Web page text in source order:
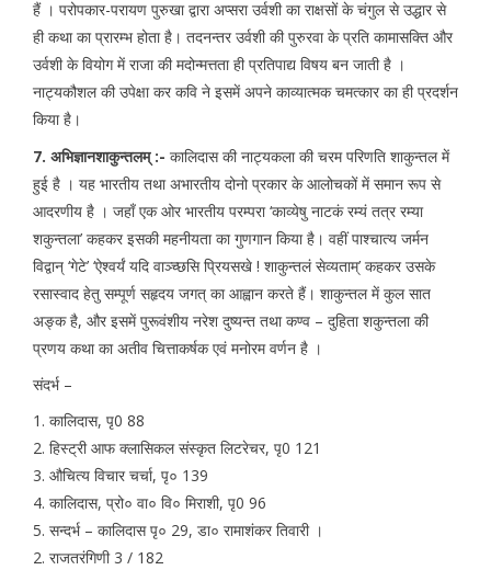
हैं । परोपकार-परायण पुरुखा द्वारा अप्सरा उर्वशी का राक्षसों के चंगुल से उद्धार से
ही कथा का प्रारम्भ होता है। तदनन्तर उर्वशी की पुरुरवा के प्रति कामासक्ति और
उर्वशी के वियोग में राजा की मदोन्मत्तता ही प्रतिपाद्य विषय बन जाती है ।
नाट्यकौशल की उपेक्षा कर कवि ने इसमें अपने काव्यात्मक चमत्कार का ही प्रदर्शन
किया है।
7. अभिज्ञानशाकुन्तलम् :- कालिदास की नाट्यकला की चरम परिणति शाकुन्तल में
हुई है । यह भारतीय तथा अभारतीय दोनो प्रकार के आलोचकों में समान रूप से
आदरणीय है । जहाँ एक ओर भारतीय परम्परा ‘काव्येषु नाटकं रम्यं तत्र रम्या
शकुन्तला’ कहकर इसकी महनीयता का गुणगान किया है। वहीं पाश्चात्य जर्मन
विद्वान् ‘गेटे’ ‘ऐश्वर्यं यदि वाञ्च्छसि प्रियसखे ! शाकुन्तलं सेव्यताम्’ कहकर उसके
रसास्वाद हेतु सम्पूर्ण सहृदय जगत् का आह्वान करते हैं। शाकुन्तल में कुल सात
अङ्क है, और इसमें पुरूवंशीय नरेश दुष्यन्त तथा कण्व – दुहिता शकुन्तला की
प्रणय कथा का अतीव चित्ताकर्षक एवं मनोरम वर्णन है ।
संदर्भ –
1. कालिदास, पृ0 88
2. हिस्ट्री आफ क्लासिकल संस्कृत लिटरेचर, पृ0 121
3. औचित्य विचार चर्चा, पृ० 139
4. कालिदास, प्रो० वा० वि० मिराशी, पृ0 96
5. सन्दर्भ – कालिदास पृ० 29, डा० रामाशंकर तिवारी ।
2. राजतरंगिणी 3 / 182